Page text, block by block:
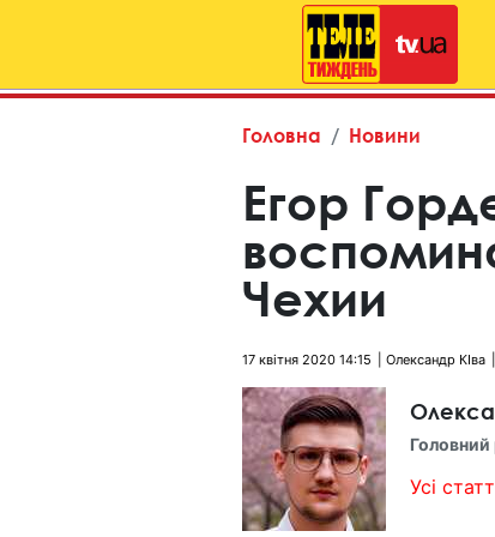
Головна Новини
Егор
Чехии
17 квітня 2020 14:15 Олександр КІва
Усі